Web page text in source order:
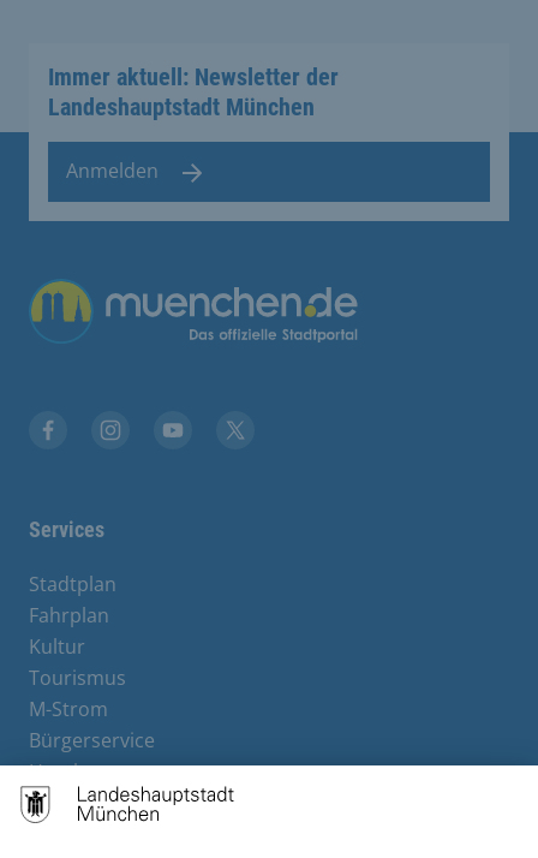
Immer aktuell: Newsletter der
Landeshauptstadt München
Anmelden
Services
Stadtplan
Fahrplan
Kultur
Tourismus
M-Strom
Bürgerservice
Hotels